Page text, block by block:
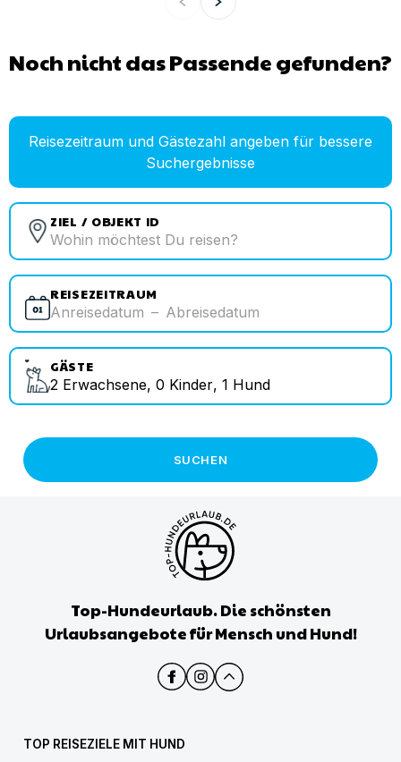
Noch nicht das Passende gefunden?
Reisezeitraum und Gästezahl angeben für bessere
Suchergebnisse
ZIEL / OBJEKT ID
REISEZEITRAUM
Anreisedatum – Abreisedatum
GÄSTE
2 Erwachsene, 0 Kinder, 1 Hund
SUCHEN
Top-Hundeurlaub. Die schönsten
Urlaubsangebote für Mensch und Hund!
TOP REISEZIELE MIT HUND